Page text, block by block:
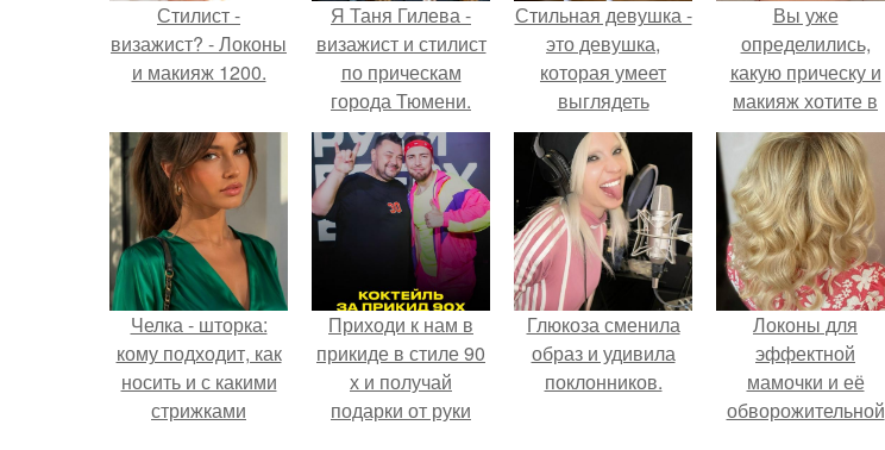
Стилист -
визажист? - Локоны
и макияж 1200.
Я Таня Гилева -
визажист и стилист
по прическам
города Тюмени.
Стильная девушка -
это девушка,
которая умеет
выглядеть
привлекательно и
элегантно в любои
ситуации.
Вы уже
определились,
какую прическу и
макияж хотите в
самый
замечательный
день - день
свадьбы?
Челка - шторка:
кому подходит, как
носить и с какими
стрижками
Приходи к нам в
прикиде в стиле 90
х и получай
подарки от руки
Глюкоза сменила
образ и удивила
поклонников.
Локоны для
эффектной
мамочки и её
обворожительной